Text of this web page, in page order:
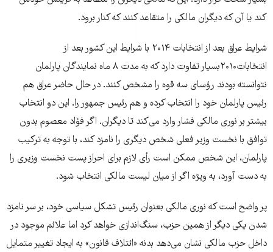
کند یا آن که دیگران مالکی را متقاعد کنند که کنار برود.
شرایط عراق بعد از انتخابات ۲۰۱۴ با شرایط این کشور بعد از
انتخابات۲۰۱۰بسیار تفاوت دارد که به مدت ۸ ماه نمایندگان پارلمان
نتوانسته بودند رؤسای سه قوه را مشخص کنند. در حال حاضر عراق هم
رئیس پارلمان خود را انتخاب کرده و هم رئیس جمهور را. این دو انتخاب
بیشتر بر نوری مالکی فشار وارد می‌کند تا دیگران. اگر فؤاد معصوم بدون
توافق با نخست وزیر فعلی شخص دیگری را نامزد کند، با توجه به ترکیب
پارلمان، این شخص ممکن است رأی لازم برای احراز پست نخست وزیری را
به دست آورد، به ویژه اگر از میان لیست مالکی انتخاب شود.
پر واضح است که نوری مالکی بعنوان رئیس تشکل سیاسی خود، بر سر نامزد
شدن یکی دیگر از همین حزب، سنگ‌اندازی خواهد کرد اما علائم موجود در
داخل حزب مالکی نشان می‌دهد بدنه «ائتلاف قانون» به ایجاد تغییر متمایل